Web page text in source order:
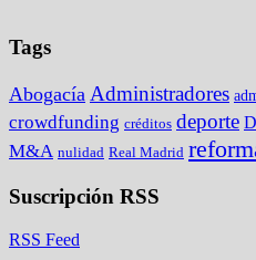
Tags
Abogacía Administradores
crowdfunding créditos deporte
M&A nulidad Real Madrid
Suscripción RSS
RSS Feed